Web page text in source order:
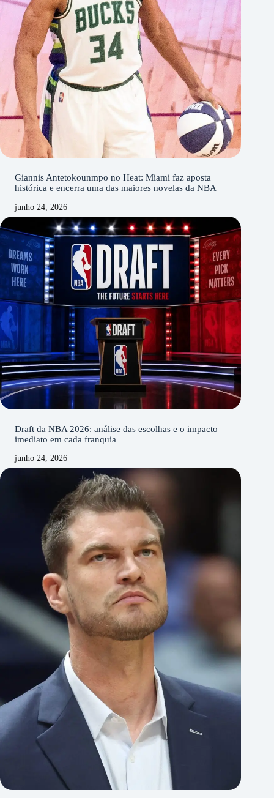
Giannis Antetokounmpo no Heat: Miami faz aposta
histórica e encerra uma das maiores novelas da NBA
junho 24, 2026
Draft da NBA 2026: análise das escolhas e o impacto
imediato em cada franquia
junho 24, 2026